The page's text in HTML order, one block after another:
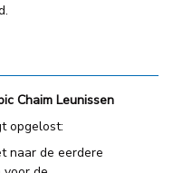
Chaim Leunissen
opgelost:
naar de eerdere